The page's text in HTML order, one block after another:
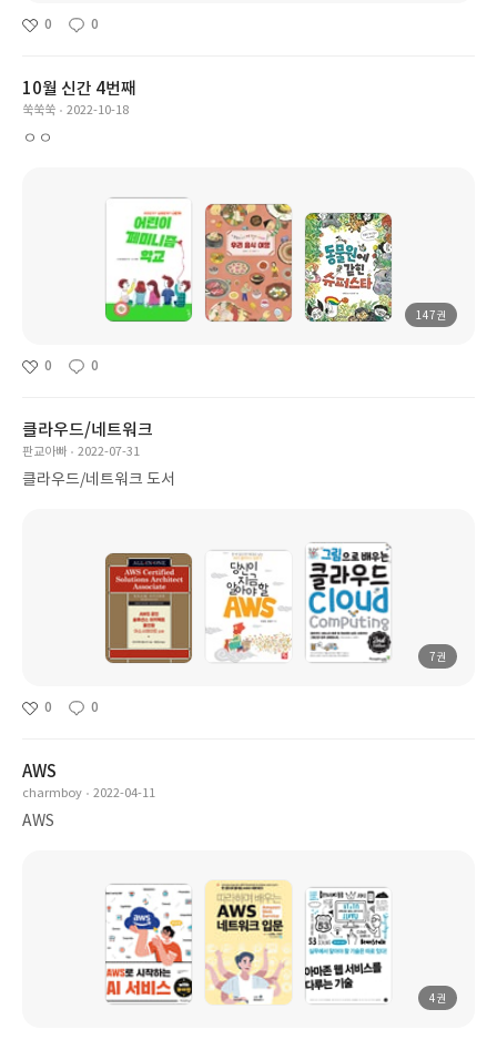
0 0
10월 신간 4번째
쑥쑥쑥 2022-10-18
ㅇㅇ
147권
0 0
클라우드/네트워크
판교아빠 2022-07-31
클라우드/네트워크 도서
7권
0 0
AWS
charmboy 2022-04-11
AWS
4권